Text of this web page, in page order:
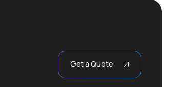
Get a Quote